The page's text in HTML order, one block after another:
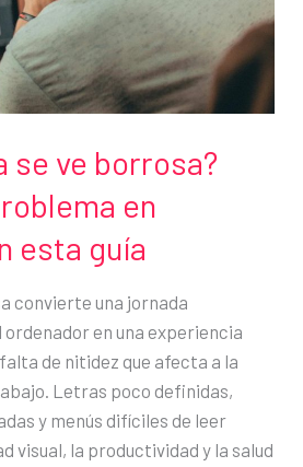
se ve borrosa?
en
esta guía
convierte una jornada
en una experiencia
de nitidez que afecta a la
Letras poco definidas,
y menús difíciles de leer
visual, la productividad y la salud